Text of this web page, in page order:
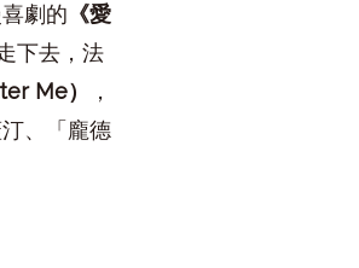
劇的 《愛
下去，法
Me）
，
、「龐德